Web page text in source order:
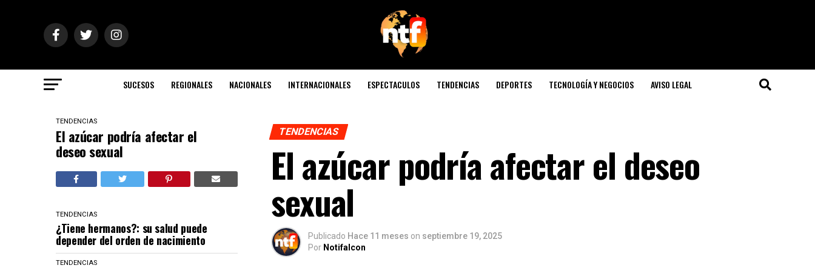
SUCESOS REGIONALES NACIONALES INTERNACIONALES ESPECTACULOS TENDENCIAS DEPORTES TECNOLOGÍA Y NEGOCIOS AVISO LEGAL
TENDENCIAS
El azúcar podría afectar el
deseo sexual
TENDENCIAS
¿Tiene hermanos?: su salud puede
depender del orden de nacimiento
TENDENCIAS
TENDENCIAS
El azúcar podría afectar el deseo
sexual
Publicado Hace 11 meses on septiembre 19, 2025
Por Notifalcon